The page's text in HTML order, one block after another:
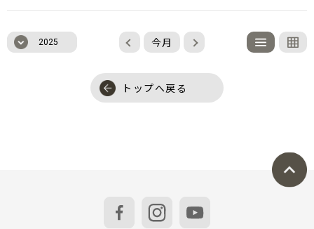
2025 今月
トップへ戻る